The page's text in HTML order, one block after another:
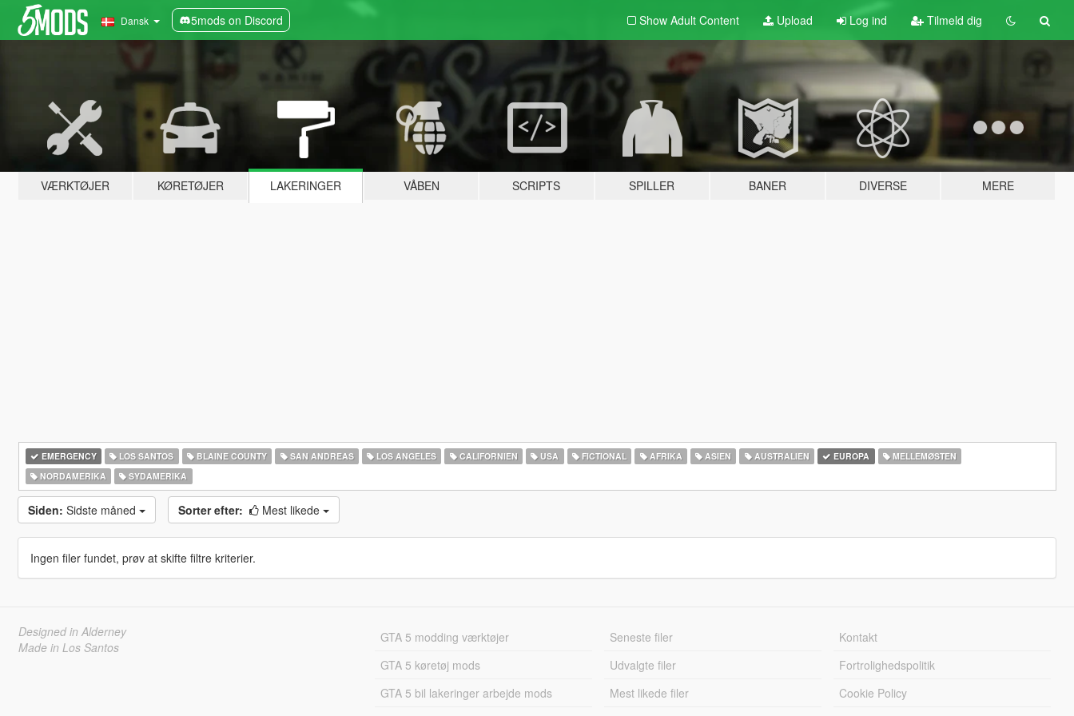
Dansk 5mods on Discord Show Adult Content Upload Log ind Tilmeld dig
VÆRKTØJER KØRETØJER LAKERINGER VÅBEN SCRIPTS SPILLER BANER DIVERSE MERE
EMERGENCY LOS SANTOS BLAINE COUNTY SAN ANDREAS LOS ANGELES CALIFORNIEN USA FICTIONAL AFRIKA ASIEN AUSTRALIEN EUROPA
MELLEMØSTEN
NORDAMERIKA
SYDAMERIKA
Siden: Sidste måned Sorter efter: Mest likede
Ingen filer fundet, prøv at skifte filtre kriterier.
Designed in Alderney
Made in Los Santos
GTA 5 modding værktøjer
GTA 5 køretøj mods
GTA 5 bil lakeringer arbejde mods
Seneste filer
Udvalgte filer
Mest likede filer
Kontakt
Fortrolighedspolitik
Cookie Policy